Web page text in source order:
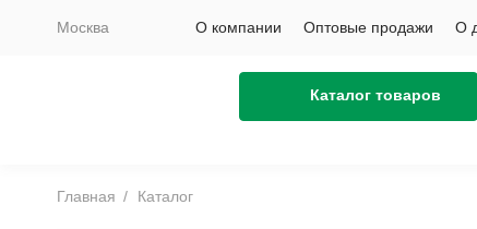
Москва
Каталог товаров
О компании Оптовые продажи О
Главная Каталог